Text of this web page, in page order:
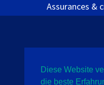
Assurances &
Datenschutz
Diese Website
die beste